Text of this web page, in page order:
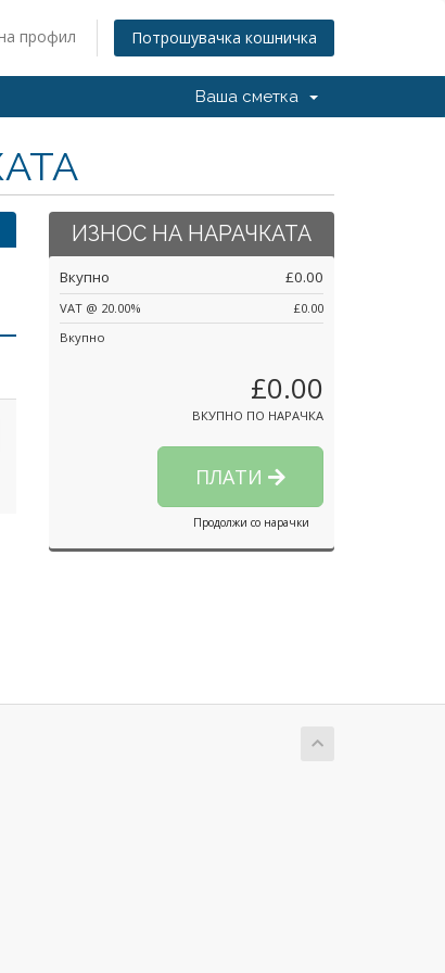
профил Потрошувачка кошничка
Ваша сметка
ИЗНОС НА НАРАЧКАТА
Вкупно £0.00
VAT @ 20.00%
£0.00
Вкупно
£0.00
ВКУПНО ПО НАРАЧКА
ПЛАТИ
Продолжи со нарачки